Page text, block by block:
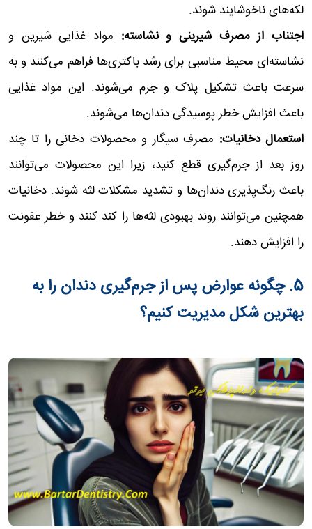
لکه‌های ناخوشایند شوند.
اجتناب از مصرف شیرینی و نشاسته: مواد غذایی شیرین و
نشاسته‌ای محیط مناسبی برای رشد باکتری‌ها فراهم می‌کنند و به
سرعت باعث تشکیل پلاک و جرم می‌شوند. این مواد غذایی
باعث افزایش خطر پوسیدگی دندان‌ها می‌شوند.
استعمال دخانیات: مصرف سیگار و محصولات دخانی را تا چند
روز بعد از جرم‌گیری قطع کنید، زیرا این محصولات می‌توانند
باعث رنگ‌پذیری دندان‌ها و تشدید مشکلات لثه شوند. دخانیات
همچنین می‌توانند روند بهبودی لثه‌ها را کند کنند و خطر عفونت
را افزایش دهند.
5. چگونه عوارض پس از جرم‌گیری دندان را به
بهترین شکل مدیریت کنیم؟